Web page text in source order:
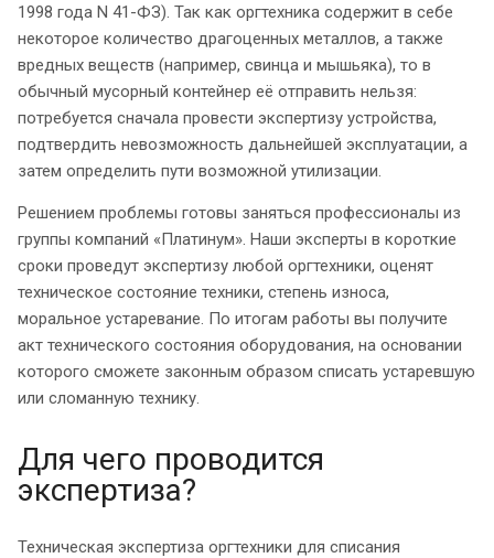
1998 года N 41-ФЗ). Так как оргтехника содержит в себе
некоторое количество драгоценных металлов, а также
вредных веществ (например, свинца и мышьяка), то в
обычный мусорный контейнер её отправить нельзя:
потребуется сначала провести экспертизу устройства,
подтвердить невозможность дальнейшей эксплуатации, а
затем определить пути возможной утилизации.
Решением проблемы готовы заняться профессионалы из
группы компаний «Платинум». Наши эксперты в короткие
сроки проведут экспертизу любой оргтехники, оценят
техническое состояние техники, степень износа,
моральное устаревание. По итогам работы вы получите
акт технического состояния оборудования, на основании
которого сможете законным образом списать устаревшую
или сломанную технику.
Для чего проводится
экспертиза?
Техническая экспертиза оргтехники для списания